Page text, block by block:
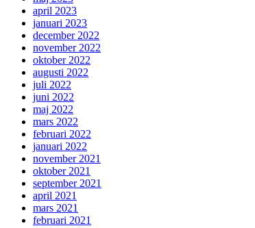
april 2023
januari 2023
december 2022
november 2022
oktober 2022
augusti 2022
juli 2022
juni 2022
maj 2022
mars 2022
februari 2022
januari 2022
november 2021
oktober 2021
september 2021
april 2021
mars 2021
februari 2021